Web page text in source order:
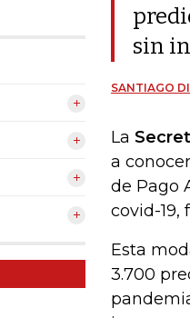
sin
SANTIAGO
La
a
de Pago
covid-19,
Esta
3.700